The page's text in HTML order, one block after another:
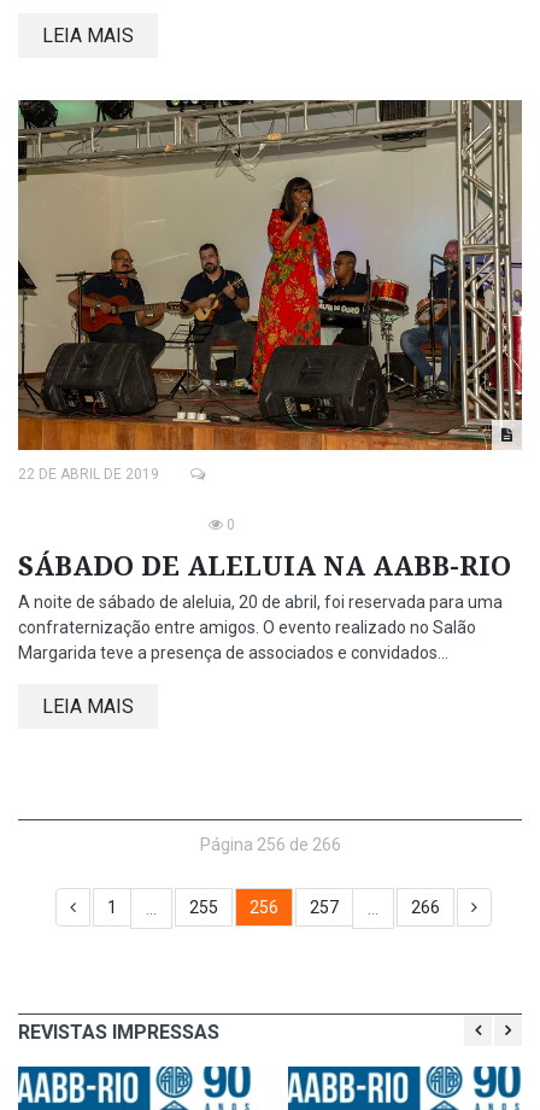
LEIA MAIS
22 DE ABRIL DE 2019
0
SÁBADO DE ALELUIA NA AABB-RIO
A noite de sábado de aleluia, 20 de abril, foi reservada para uma
confraternização entre amigos. O evento realizado no Salão
Margarida teve a presença de associados e convidados...
LEIA MAIS
Página 256 de 266
1 255 256 257 266
REVISTAS IMPRESSAS